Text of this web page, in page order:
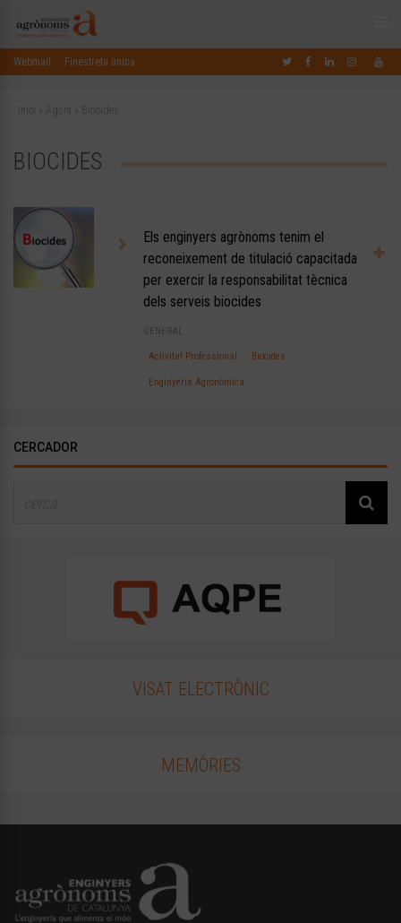
Webmail Finestreta única
Inici Àgora Biocides
BIOCIDES
Els enginyers agrònoms tenim el
reconeixement de titulació capacitada
per exercir la responsabilitat tècnica
dels serveis biocides
GENERAL
Activitat Professional Biocides
Enginyeria Agronòmica
CERCADOR
VISAT ELECTRÒNIC
MEMÒRIES